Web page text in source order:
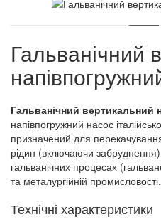
Гальванічний
Гальванічний вертикальний
напівпогружний насос
призначений для
рідин (включаючи
гальванічних процесах
та металургійній промисловості.
Технічні характеристики